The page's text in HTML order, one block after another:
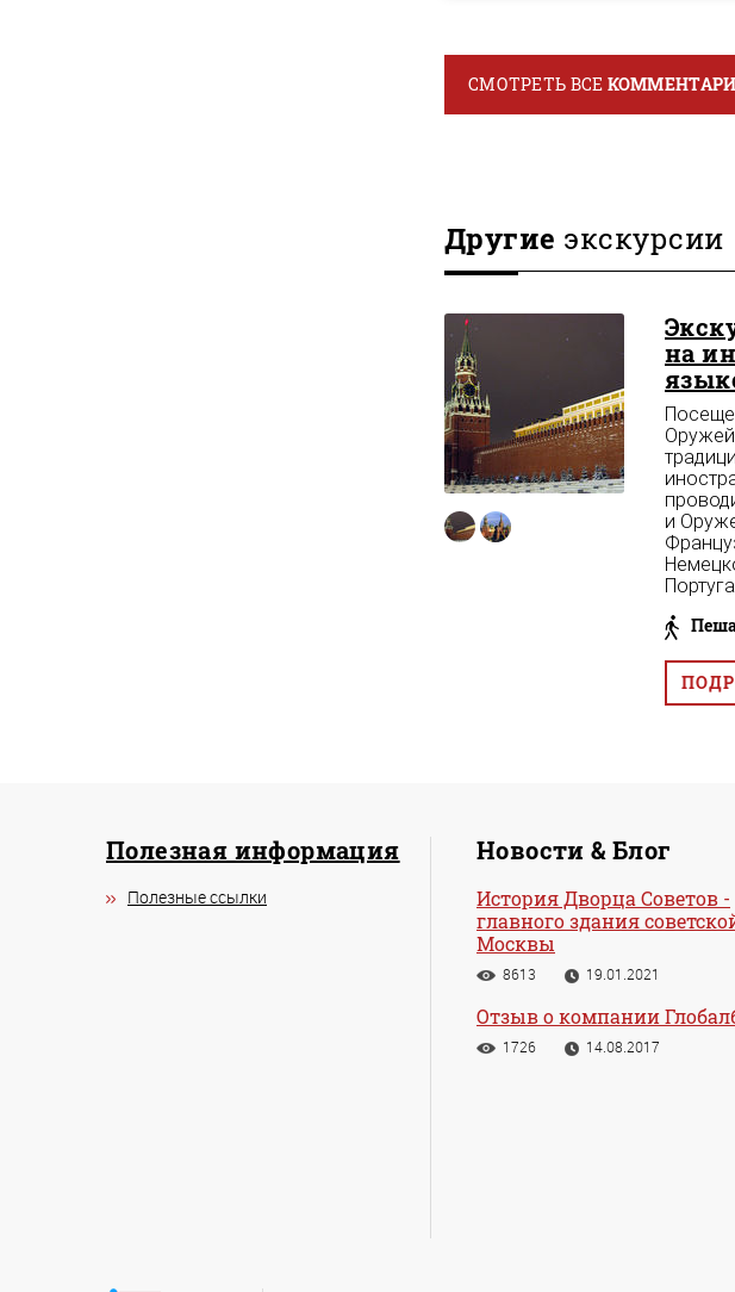
СМОТРЕТЬ ВСЕ
Другие экскурсии
на
и
Полезная информация
Полезные ссылки
Новости & Блог
История Дворца Советов -
главного здания
Москвы
8613 19.01.2021
Отзыв о компании
1726 14.08.2017